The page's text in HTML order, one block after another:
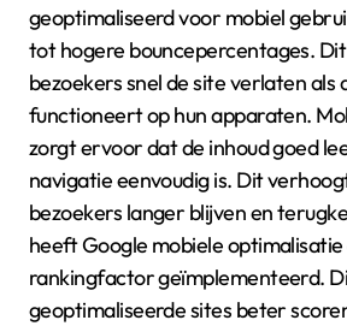
geoptimaliseerd voor mobiel
tot hogere bouncepercentages.
bezoekers snel de site verlaten als
functioneert op hun apparaten.
zorgt ervoor dat de inhoud goed
navigatie eenvoudig is. Dit
bezoekers langer blijven en
heeft Google mobiele optimalisatie
rankingfactor geïmplementeerd.
geoptimaliseerde sites beter